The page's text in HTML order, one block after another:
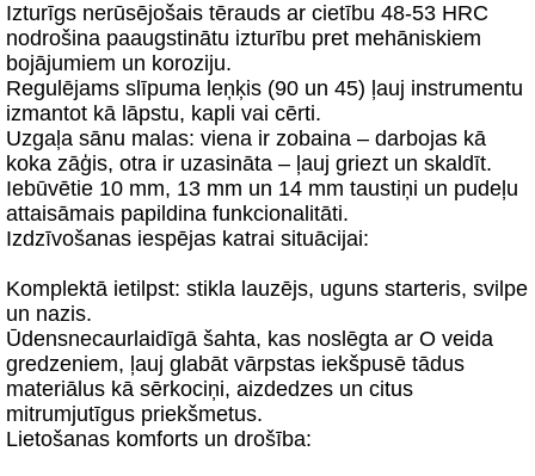
Izturīgs nerūsējošais tērauds ar cietību 48-53 HRC
nodrošina paaugstinātu izturību pret mehāniskiem
bojājumiem un koroziju.
Regulējams slīpuma leņķis (90 un 45) ļauj instrumentu
izmantot kā lāpstu, kapli vai cērti.
Uzgaļa sānu malas: viena ir zobaina – darbojas kā
koka zāģis, otra ir uzasināta – ļauj griezt un skaldīt.
Iebūvētie 10 mm, 13 mm un 14 mm taustiņi un pudeļu
attaisāmais papildina funkcionalitāti.
Izdzīvošanas iespējas katrai situācijai:
Komplektā ietilpst: stikla lauzējs, uguns starteris, svilpe
un nazis.
Ūdensnecaurlaidīgā šahta, kas noslēgta ar O veida
gredzeniem, ļauj glabāt vārpstas iekšpusē tādus
materiālus kā sērkociņi, aizdedzes un citus
mitrumjutīgus priekšmetus.
Lietošanas komforts un drošība: